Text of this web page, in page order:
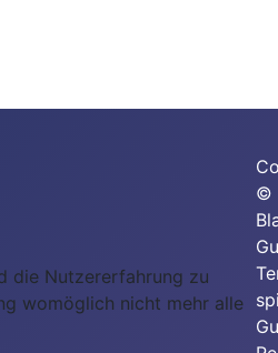
©
die Nutzererfahrung zu
womöglich nicht mehr alle